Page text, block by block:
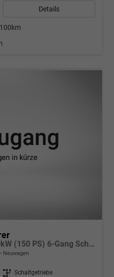
Details
Basis (Basis) 1.5 TSI 110kW (150 PS) 6-Gang Schaltgetriebe
Neuwagen
Getriebe Schaltgetriebe